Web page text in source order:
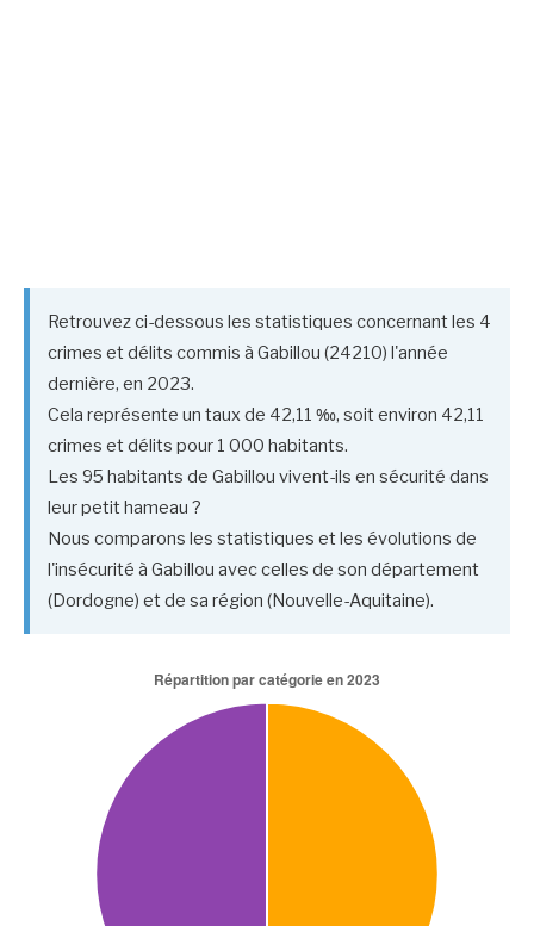
Retrouvez ci-dessous les statistiques concernant les 4
crimes et délits commis à Gabillou (24210) l'année
dernière, en 2023.
Cela représente un taux de 42,11 ‰, soit environ 42,11
crimes et délits pour 1 000 habitants.
Les 95 habitants de Gabillou vivent-ils en sécurité dans
leur petit hameau ?
Nous comparons les statistiques et les évolutions de
l'insécurité à Gabillou avec celles de son département
(Dordogne) et de sa région (Nouvelle-Aquitaine).